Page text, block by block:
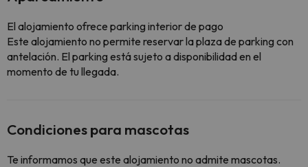
El alojamiento ofrece parking interior de pago
Este alojamiento no permite reservar la plaza de parking con
antelación. El parking está sujeto a disponibilidad en el
momento de tu llegada.
Condiciones para mascotas
Te informamos que este alojamiento no admite mascotas.